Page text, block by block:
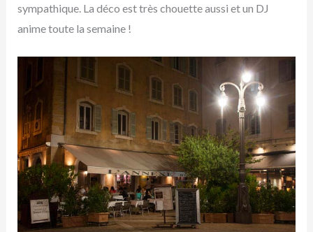
sympathique. La déco est très chouette aussi et un DJ
anime toute la semaine !